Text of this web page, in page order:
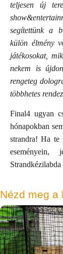
teljesen új
segítettünk a
külön élmény
játékosokat,
nekem is
rengeteg
többhetes
Final4 ugyan
hónapokban
strandra! Ha te
eseményein,
Nézd meg a